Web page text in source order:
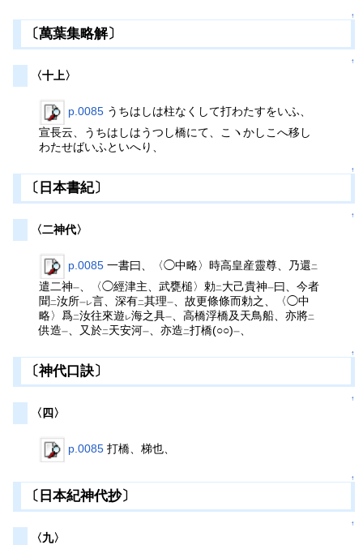
↑
〔萬葉集略解〕
↑
〈十上〉
p.0085 うちはしは柱なくして打わたすをいふ、
宣長云、うちはしはうつし橋にて、こヽかしこへ移し
わたせばいふといへり、
↑
〔日本書紀〕
↑
〈二神代〉
p.0085 一書曰、〈◯中略〉時高皇産靈尊、乃還 二
遣二神一 、〈◯經津主、武甕槌〉勅二 大己貴神一曰、今者
聞 二汝所一レ言、深有二其理一
、故更條條而勅之、〈◯中
略〉爲二汝往來遊 レ海之具一 、高橋浮橋及天鳥船、亦將二
供造一 、又於二 天安河一 、亦造 二打橋(○○)一
↑
〔神代口訣〕
↑
〈四〉
p.0085 打橋、梯也、
↑
〔日本紀神代抄〕
↑
〈九〉